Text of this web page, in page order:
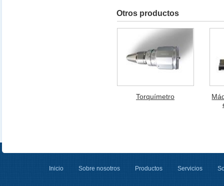
Otros productos
Torquímetro
Inicio Sobre nosotros Productos Servicios